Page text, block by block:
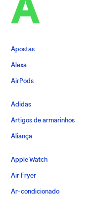
A
Apostas
Alexa
AirPods
Adidas
Artigos de armarinhos
Aliança
Apple Watch
Air Fryer
Ar-condicionado